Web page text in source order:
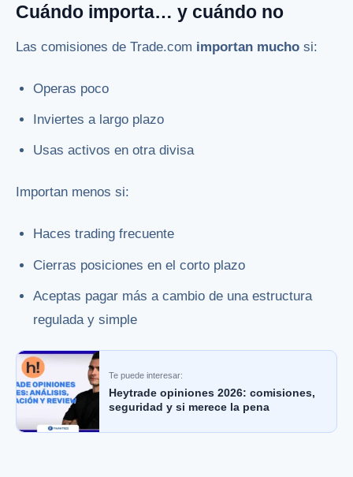
Cuándo importa… y cuándo no
Las comisiones de Trade.com importan mucho si:
Operas poco
Inviertes a largo plazo
Usas activos en otra divisa
Importan menos si:
Haces trading frecuente
Cierras posiciones en el corto plazo
Aceptas pagar más a cambio de una estructura
regulada y simple
Te puede interesar:
Heytrade opiniones 2026: comisiones,
seguridad y si merece la pena